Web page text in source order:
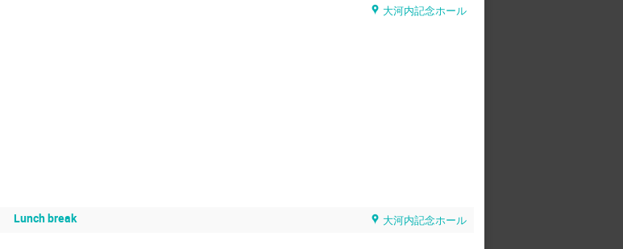
大河内記念ホール
Lunch break 大河内記念ホール